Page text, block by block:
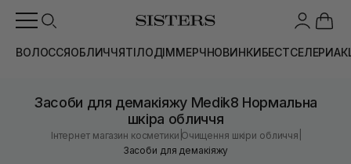
ВОЛОССЯОБЛИЧЧЯТІЛОДІММЕРЧНОВИНКИБЕСТСЕЛЕРИ
Засоби для демакіяжу Medik8 Нормальна
шкіра обличчя
Інтернет магазин косметики |Очищення шкіри обличчя
Засоби для демакіяжу